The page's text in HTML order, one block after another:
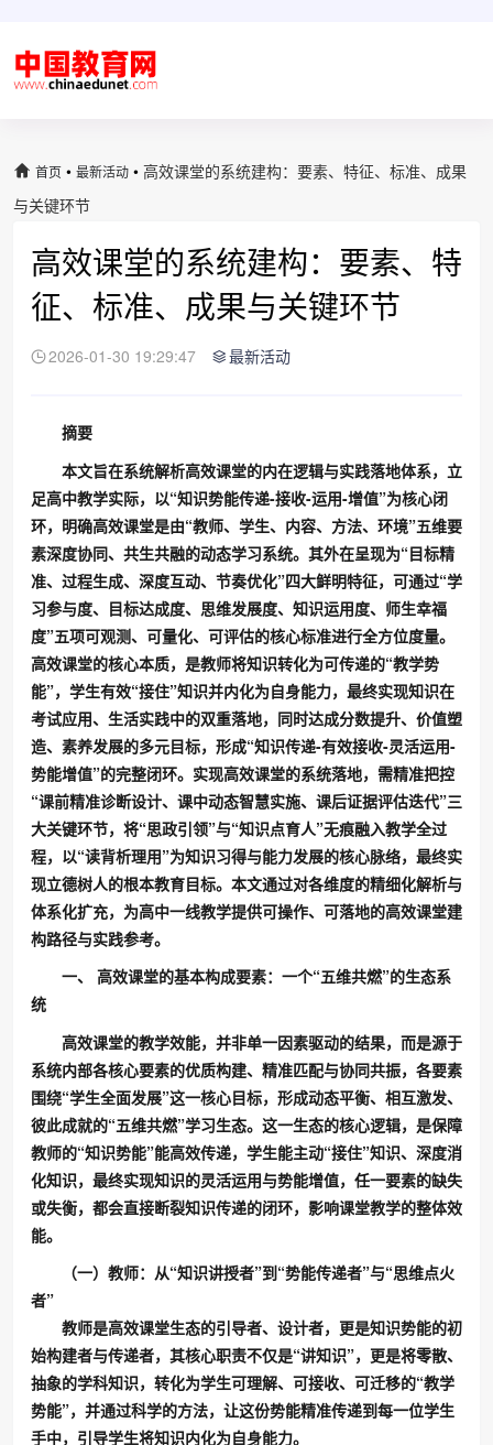
首页 • 最新活动 • 高效课堂的系统建构：要素、特征、标准、成果
与关键环节
高效课堂的系统建构：要素、特
征、标准、成果与关键环节
2026-01-30 19:29:47 最新活动
摘要
本文旨在系统解析高效课堂的内在逻辑与实践落地体系，立
足高中教学实际，以“知识势能传递-接收-运用-增值”为核心闭
环，明确高效课堂是由“教师、学生、内容、方法、环境”五维要
素深度协同、共生共融的动态学习系统。其外在呈现为“目标精
准、过程生成、深度互动、节奏优化”四大鲜明特征，可通过“学
习参与度、目标达成度、思维发展度、知识运用度、师生幸福
度”五项可观测、可量化、可评估的核心标准进行全方位度量。
高效课堂的核心本质，是教师将知识转化为可传递的“教学势
能”，学生有效“接住”知识并内化为自身能力，最终实现知识在
考试应用、生活实践中的双重落地，同时达成分数提升、价值塑
造、素养发展的多元目标，形成“知识传递-有效接收-灵活运用-
势能增值”的完整闭环。实现高效课堂的系统落地，需精准把控
“课前精准诊断设计、课中动态智慧实施、课后证据评估迭代”三
大关键环节，将“思政引领”与“知识点育人”无痕融入教学全过
程，以“读背析理用”为知识习得与能力发展的核心脉络，最终实
现立德树人的根本教育目标。本文通过对各维度的精细化解析与
体系化扩充，为高中一线教学提供可操作、可落地的高效课堂建
构路径与实践参考。
一、 高效课堂的基本构成要素：一个“五维共燃”的生态系
统
高效课堂的教学效能，并非单一因素驱动的结果，而是源于
系统内部各核心要素的优质构建、精准匹配与协同共振，各要素
围绕“学生全面发展”这一核心目标，形成动态平衡、相互激发、
彼此成就的“五维共燃”学习生态。这一生态的核心逻辑，是保障
教师的“知识势能”能高效传递，学生能主动“接住”知识、深度消
化知识，最终实现知识的灵活运用与势能增值，任一要素的缺失
或失衡，都会直接断裂知识传递的闭环，影响课堂教学的整体效
能。
（一）教师：从“知识讲授者”到“势能传递者”与“思维点火
者”
教师是高效课堂生态的引导者、设计者，更是知识势能的初
始构建者与传递者，其核心职责不仅是“讲知识”，更是将零散、
抽象的学科知识，转化为学生可理解、可接收、可迁移的“教学
势能”，并通过科学的方法，让这份势能精准传递到每一位学生
手中，引导学生将知识内化为自身能力。